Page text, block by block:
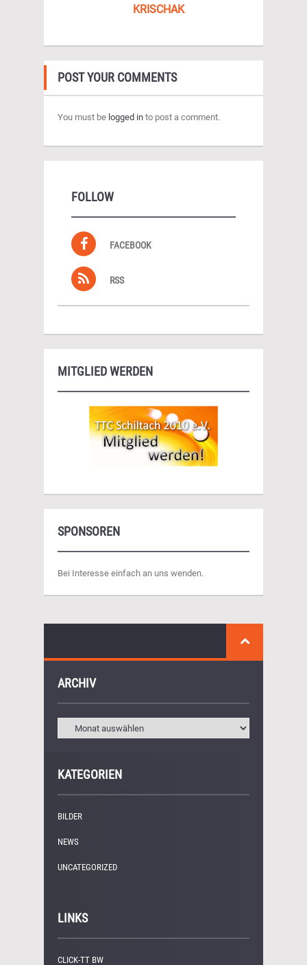
KRISCHAK
POST YOUR COMMENTS
You must be logged in to post a comment.
FOLLOW
FACEBOOK
RSS
MITGLIED WERDEN
SPONSOREN
Bei Interesse einfach an uns wenden.
ARCHIV
KATEGORIEN
BILDER
NEWS
UNCATEGORIZED
LINKS
CLICK-TT BW